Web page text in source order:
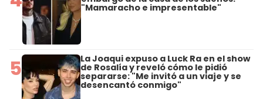
"Mamaracho e impresentable"
5 La Joaqui expuso a Luck Ra en el show
de Rosalía y reveló cómo le pidió
separarse: "Me invitó a un viaje y se
desencantó conmigo"